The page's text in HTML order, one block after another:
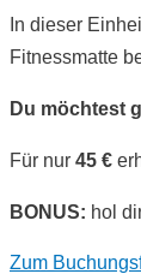
In dieser
Fitnessmatte
Du möchtest
Für nur 45 €
BONUS: hol
Zum